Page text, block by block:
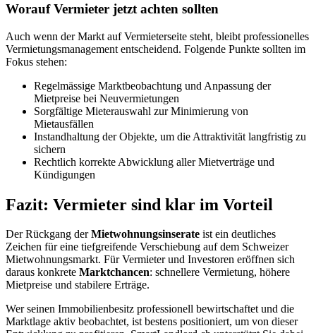
Worauf Vermieter jetzt achten sollten
Auch wenn der Markt auf Vermieterseite steht, bleibt professionelles
Vermietungsmanagement entscheidend. Folgende Punkte sollten im
Fokus stehen:
Regelmässige Marktbeobachtung und Anpassung der
Mietpreise bei Neuvermietungen
Sorgfältige Mieterauswahl zur Minimierung von
Mietausfällen
Instandhaltung der Objekte, um die Attraktivität langfristig zu
sichern
Rechtlich korrekte Abwicklung aller Mietverträge und
Kündigungen
Fazit: Vermieter sind klar im Vorteil
Der Rückgang derMietwohnungsinserate ist ein deutliches
Zeichen für eine tiefgreifende Verschiebung auf dem Schweizer
Mietwohnungsmarkt. Für Vermieter und Investoren eröffnen sich
daraus konkrete Marktchancen: schnellere Vermietung, höhere
Mietpreise und stabilere Erträge.
Wer seinen Immobilienbesitz professionell bewirtschaftet und die
Marktlage aktiv beobachtet, ist bestens positioniert, um von dieser